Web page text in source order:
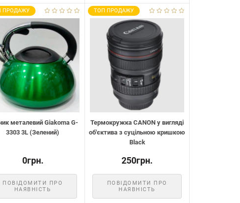
ПРОДАЖУ
металевий Giakoma G-
3303 3L (Зелений)
0грн.
ПОВІДОМИТИ ПРО
НАЯВНІСТЬ
ТОП ПРОДАЖУ
Термокружка CANON у вигляді
об'єктива з суцільною кришкою
Black
250грн.
ПОВІДОМИТИ ПРО
НАЯВНІСТЬ